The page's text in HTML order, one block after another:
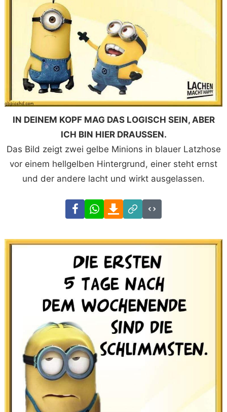
IN DEINEM KOPF MAG DAS LOGISCH SEIN, ABER
ICH BIN HIER DRAUSSEN.
Das Bild zeigt zwei gelbe Minions in blauer Latzhose
vor einem hellgelben Hintergrund, einer steht ernst
und der andere lacht und wirkt ausgelassen.
FacebookWhatsAppDownload
Link
Code